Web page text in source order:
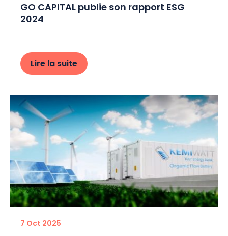
GO CAPITAL publie son rapport ESG
2024
Lire la suite
7 Oct 2025